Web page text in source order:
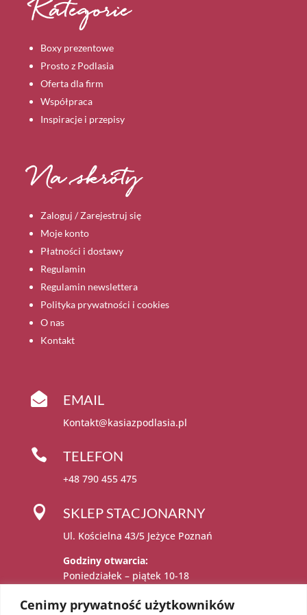
Cenimy prywatność użytkowników
na
Kategorie
Boxy prezentowe
Prosto z Podlasia
Oferta dla firm
Współpraca
Inspiracje i przepisy
Na skróty
Zaloguj / Zarejestruj się
Moje konto
Płatności i dostawy
Regulamin
Regulamin newslettera
Polityka prywatności i cookies
O nas
Kontakt
 EMAIL
Kontakt@kasiazpodlasia.pl
 TELEFON
+48 790 455 475
 SKLEP STACJONARNY
Ul. Kościelna 43/5 Jeżyce Poznań
Godziny otwarcia:
Poniedziałek – piątek 10-18